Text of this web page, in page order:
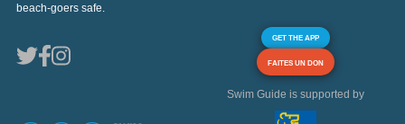
beach-goers safe.
GET THE APP
FAITES UN DON
Swim Guide is supported by